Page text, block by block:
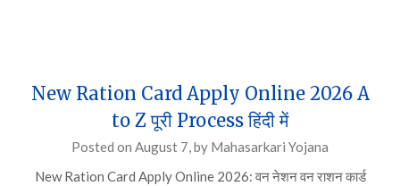
New Ration Card Apply Online 2026 A
to Z पूरी Process हिंदी में
Posted on August 7,by Mahasarkari Yojana
New Ration Card Apply Online 2026: वन नेशन वन राशन कार्ड